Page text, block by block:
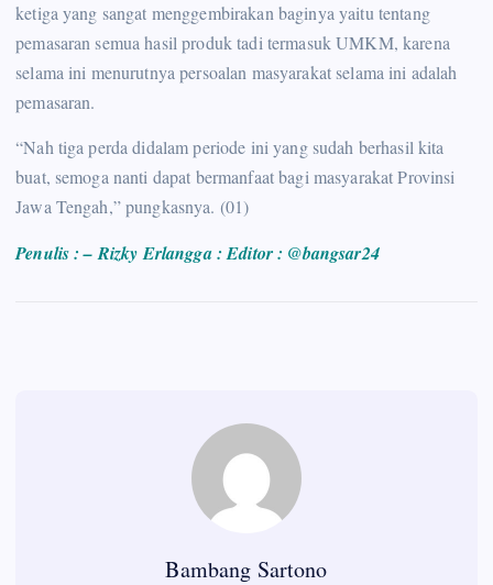
ketiga yang sangat menggembirakan baginya yaitu tentang
pemasaran semua hasil produk tadi termasuk UMKM, karena
selama ini menurutnya persoalan masyarakat selama ini adalah
pemasaran.
“Nah tiga perda didalam periode ini yang sudah berhasil kita
buat, semoga nanti dapat bermanfaat bagi masyarakat Provinsi
Jawa Tengah,” pungkasnya. (01)
Penulis : – Rizky Erlangga : Editor : @bangsar24
Bambang Sartono